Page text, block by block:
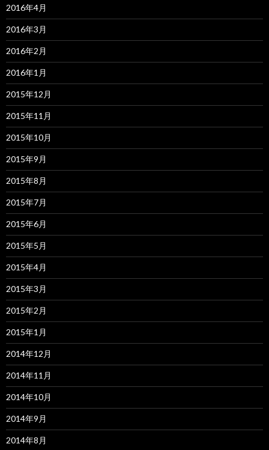
2016年4月
2016年3月
2016年2月
2016年1月
2015年12月
2015年11月
2015年10月
2015年9月
2015年8月
2015年7月
2015年6月
2015年5月
2015年4月
2015年3月
2015年2月
2015年1月
2014年12月
2014年11月
2014年10月
2014年9月
2014年8月